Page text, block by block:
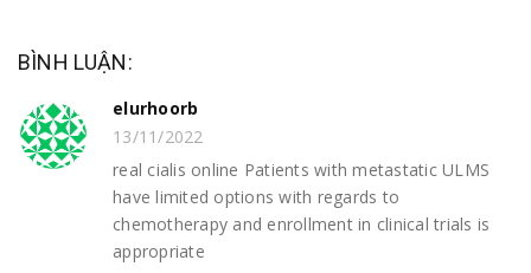
BÌNH LUẬN:
elurhoorb
13/11/2022
real cialis online Patients with metastatic ULMS
have limited options with regards to
chemotherapy and enrollment in clinical trials is
appropriate